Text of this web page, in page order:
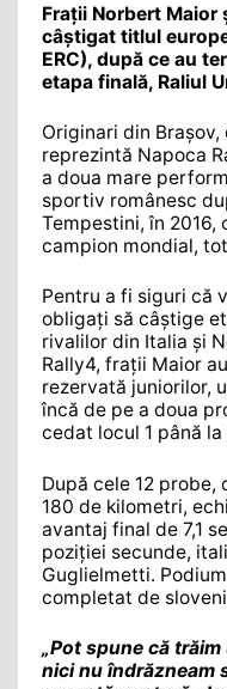
Frații Norbert Maior
câștigat titlul
ERC), după ce au
etapa finală, Raliul
Originari din
reprezintă Napoca
a doua mare
sportiv românesc
Tempestini, în 2016,
campion mondial,
Pentru a fi siguri că
obligați să câștige
rivalilor din Italia și
Rally4, frații Maior
rezervată juniorilor,
încă de pe a doua
cedat locul 1 până
După cele 12
180 de kilometri,
avantaj final de 7,1
poziției secunde,
Guglielmetti.
completat de
„Pot spune că
nici nu îndrăzneam